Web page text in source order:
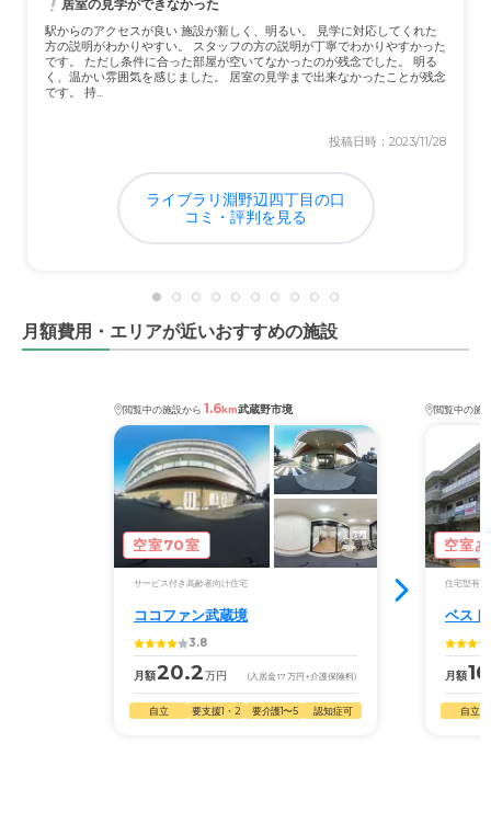
介護医療サービスについて
介護と医療の連携が取れたサービスが提供されていること
がとても分かりやすく、質問にも丁寧に対応してくれた
ＪＲの駅から徒歩でも10分前後で、駐車場も完備されてい
るのでアクセスには便利です
料金費用について
居室の見学ができなかった
駅からのアクセスが良い 施設が新しく、明るい。 見学に対応してくれた
方の説明がわかりやすい。 スタッフの方の説明が丁寧でわかりやすかった
です。 ただし条件に合った部屋が空いてなかったのが残念でした。 明る
く、温かい雰囲気を感じました。 居室の見学まで出来なかったことが残念
です。 持...
投稿日時：2023/11/28
ライブラリ淵野辺四丁目の口
コミ・評判を見る
月額費用・エリアが近いおすすめの施設
閲覧中の施設から 1.6km武蔵野市境
空室70室
サービス付き高齢者向け住宅
ココファン武蔵境
3.8
月額20.2万円 (入居金17 万円 +介護保険料)
自立 要支援1・2 要介護1〜5 認知症可
閲覧中の施
空室
住宅型有料
ベス
月額
自立